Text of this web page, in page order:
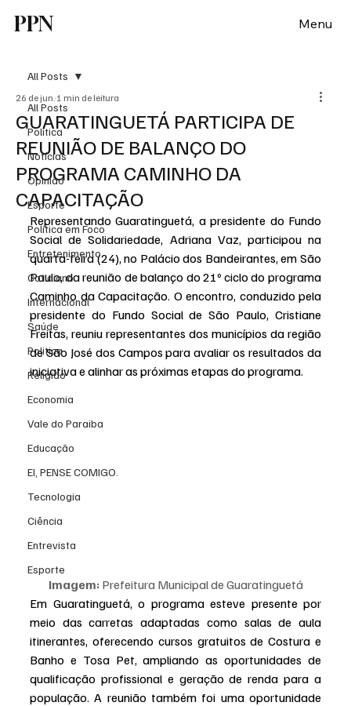
PPN Menu
All Posts
Política
Notícias
Opinião
Esporte
Politica em Foco
Entretenimento
Cotidiano
Internacional
Saúde
Politica
Religião
Economia
Vale do Paraiba
Educação
EI, PENSE COMIGO.
Tecnologia
Ciência
Entrevista
Esporte
All Posts
GUARATINGUETÁ PARTICIPA DE
REUNIÃO DE BALANÇO DO
PROGRAMA CAMINHO DA
CAPACITAÇÃO
26 de jun. 1 min de leitura
Representando Guaratinguetá, a presidente do Fundo
Social de Solidariedade, Adriana Vaz, participou na
quarta-feira (24), no Palácio dos Bandeirantes, em São
Paulo, da reunião de balanço do 21º ciclo do programa
Caminho da Capacitação. O encontro, conduzido pela
presidente do Fundo Social de São Paulo, Cristiane
Freitas, reuniu representantes dos municípios da região
de São José dos Campos para avaliar os resultados da
iniciativa e alinhar as próximas etapas do programa.
Imagem: Prefeitura Municipal de Guaratinguetá
Em Guaratinguetá, o programa esteve presente por
meio das carretas adaptadas como salas de aula
itinerantes, oferecendo cursos gratuitos de Costura e
Banho e Tosa Pet, ampliando as oportunidades de
qualificação profissional e geração de renda para a
população. A reunião também foi uma oportunidade